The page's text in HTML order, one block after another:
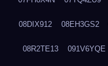
08DIX912 08EH3GS2
08R2TE13 091V6YQE